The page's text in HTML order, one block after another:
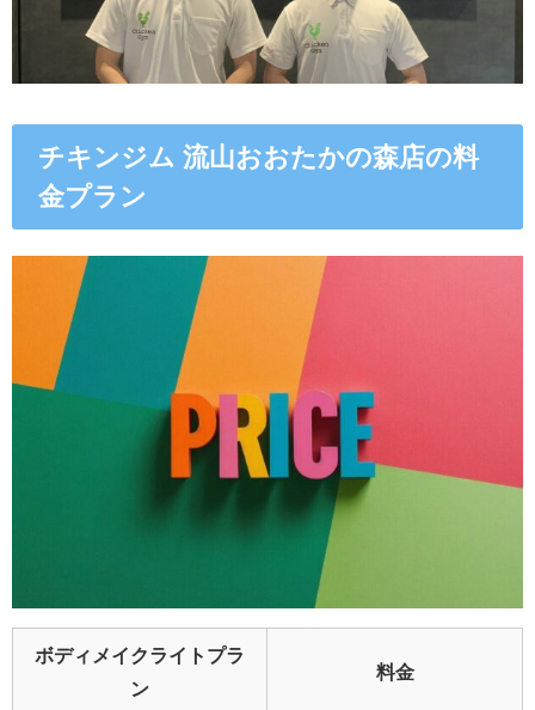
チキンジム 流山おおたかの森店の料
金プラン
ボディメイクライトプラ
ン
料金